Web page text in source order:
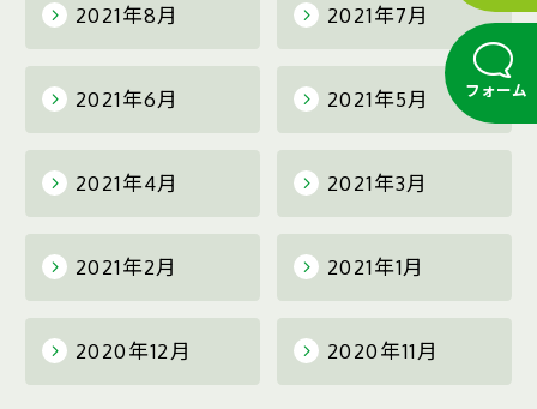
フォーム
2021年8月 2021年7月
2021年6月 2021年5月
2021年4月 2021年3月
2021年2月 2021年1月
2020年12月 2020年11月